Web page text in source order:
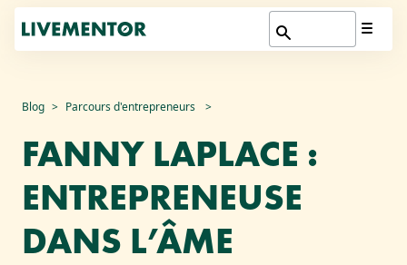
Aller
contenu
Blog Parcours d'entrepreneurs
FANNY LAPLACE :
ENTREPRENEUSE
DANS L’ÂME